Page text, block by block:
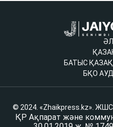
БАТЫС
БҚО
© 2024. «Zhaikpress.kz».
ҚР Ақпарат және